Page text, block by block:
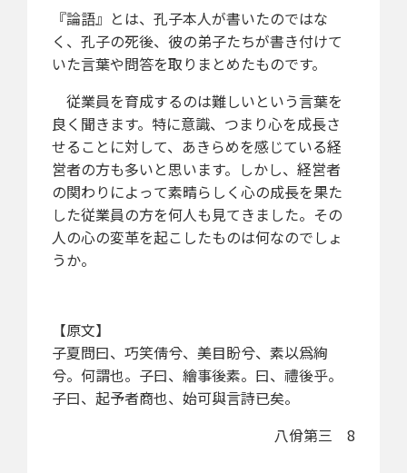
『論語』とは、孔子本人が書いたのではな
く、孔子の死後、彼の弟子たちが書き付けて
いた言葉や問答を取りまとめたものです。
従業員を育成するのは難しいという言葉を
良く聞きます。特に意識、つまり心を成長さ
せることに対して、あきらめを感じている経
営者の方も多いと思います。しかし、経営者
の関わりによって素晴らしく心の成長を果た
した従業員の方を何人も見てきました。その
人の心の変革を起こしたものは何なのでしょ
うか。
【原文】
子夏問曰、巧笑倩兮、美目盼兮、素以爲絢
兮。何謂也。子曰、繪事後素。曰、禮後乎。
子曰、起予者商也、始可與言詩已矣。
八佾第三 8